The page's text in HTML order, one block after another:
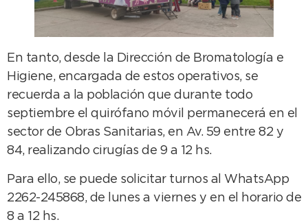
En tanto, desde la Dirección de Bromatología e
Higiene, encargada de estos operativos, se
recuerda a la población que durante todo
septiembre el quirófano móvil permanecerá en el
sector de Obras Sanitarias, en Av. 59 entre 82 y
84, realizando cirugías de 9 a 12 hs.
Para ello, se puede solicitar turnos al WhatsApp
2262-245868, de lunes a viernes y en el horario de
8 a 12 hs.